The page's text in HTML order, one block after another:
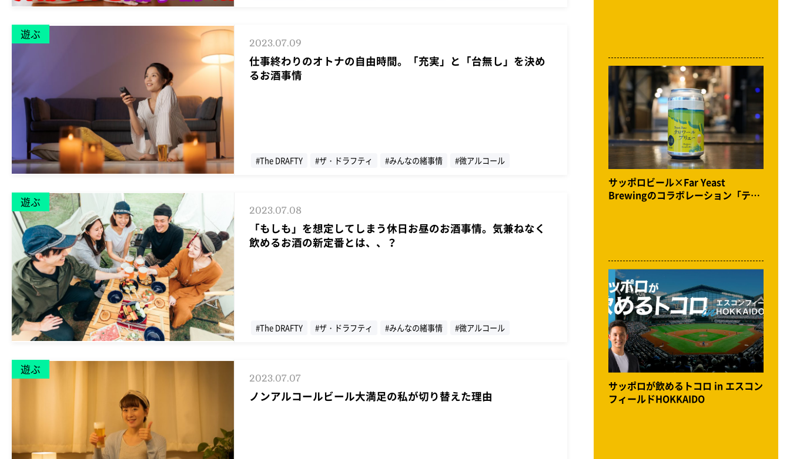
遊ぶ
2023.07.09
仕事終わりのオトナの自由時間。「充実」と「台無し」を決め
るお酒事情
#The DRAFTY #ザ・ドラフティ #みんなの緒事情 #微アルコール
遊ぶ
2023.07.08
「もしも」を想定してしまう休日お昼のお酒事情。気兼ねなく
飲めるお酒の新定番とは、、？
#The DRAFTY #ザ・ドラフティ #みんなの緒事情 #微アルコール
遊ぶ
2023.07.07
ノンアルコールビール大満足の私が切り替えた理由
サッポロビール×Far Yeast
Brewingのコラボレーション「テロ
サッポロが飲めるトコロ in エスコン
フィールドHOKKAIDO